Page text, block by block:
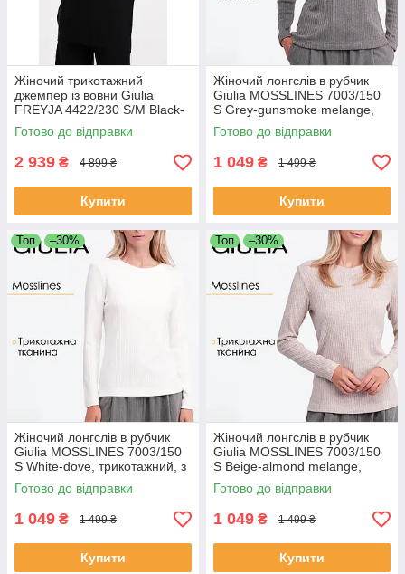
Жіночий трикотажний
джемпер із вовни Giulia
FREYJA 4422/230 S/M Black-
black
Готово до відправки
2 939 ₴ 4 899 ₴
Купити
Жіночий лонгслів в рубчик
Giulia MOSSLINES 7003/150
S Grey-gunsmoke melange,
трикотажний, з довгими
рукавами, базовий
Готово до відправки
1 049 ₴ 1 499 ₴
Купити
Топ –30%
Жіночий лонгслів в рубчик
Giulia MOSSLINES 7003/150
S White-dove, трикотажний, з
довгими рукавами, базовий
Готово до відправки
1 049 ₴ 1 499 ₴
Купити
Топ –30%
Жіночий лонгслів в рубчик
Giulia MOSSLINES 7003/150
S Beige-almond melange,
трикотажний, з довгими
рукавами, базовий
Готово до відправки
1 049 ₴ 1 499 ₴
Купити